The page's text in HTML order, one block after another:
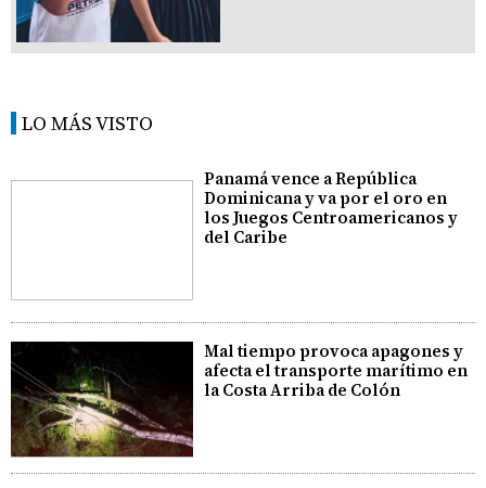
LO MÁS VISTO
Panamá vence a República
Dominicana y va por el oro en
los Juegos Centroamericanos y
del Caribe
Mal tiempo provoca apagones y
afecta el transporte marítimo en
la Costa Arriba de Colón